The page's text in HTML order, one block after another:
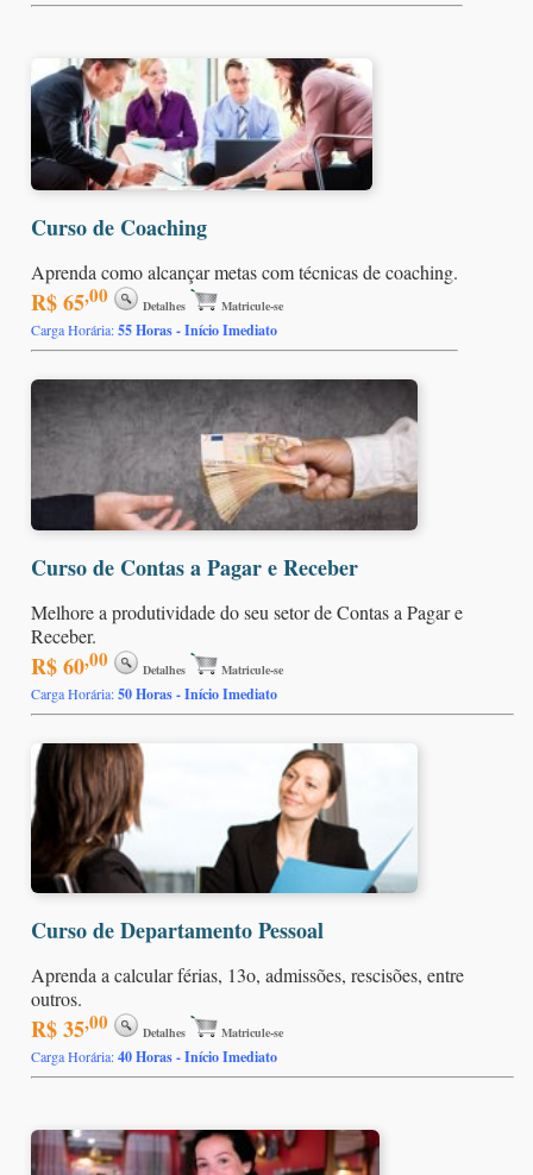
Curso de Coaching
Aprenda como alcançar metas com técnicas de coaching.
R$ 65,00 Detalhes Matricule-se
Carga Horária:55 Horas - Início Imediato
Curso de Contas a Pagar e Receber
Melhore a produtividade do seu setor de Contas a Pagar e
Receber.
R$ 60,00 Detalhes Matricule-se
Carga Horária:50 Horas - Início Imediato
Curso de Departamento Pessoal
Aprenda a calcular férias, 13o, admissões, rescisões, entre
outros.
R$ 35,00 Detalhes Matricule-se
Carga Horária:40 Horas - Início Imediato